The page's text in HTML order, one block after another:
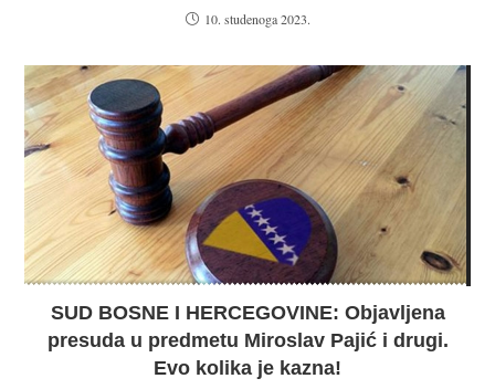
10. studenoga 2023.
SUD BOSNE I HERCEGOVINE: Objavljena
presuda u predmetu Miroslav Pajić i drugi.
Evo kolika je kazna!